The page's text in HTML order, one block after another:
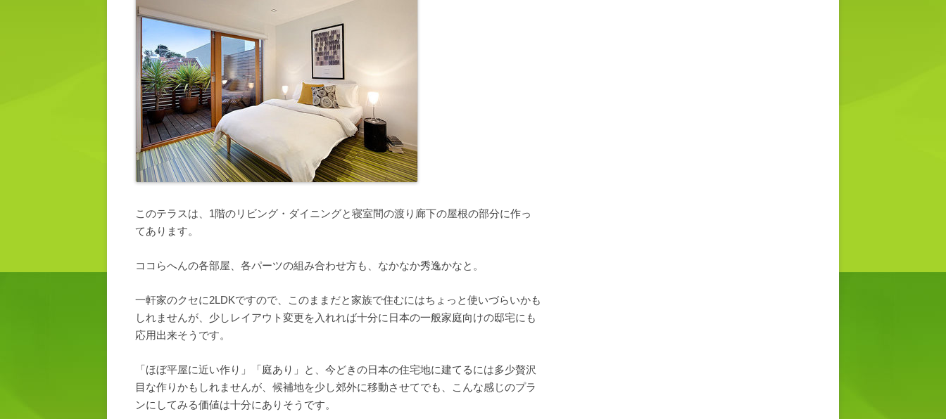
このテラスは、1階のリビング・ダイニングと寝室間の渡り廊下の屋根の部分に作っ
てあります。
ココらへんの各部屋、各パーツの組み合わせ方も、なかなか秀逸かなと。
一軒家のクセに2LDKですので、このままだと家族で住むにはちょっと使いづらいかも
しれませんが、少しレイアウト変更を入れれば十分に日本の一般家庭向けの邸宅にも
応用出来そうです。
「ほぼ平屋に近い作り」「庭あり」と、今どきの日本の住宅地に建てるには多少贅沢
目な作りかもしれませんが、候補地を少し郊外に移動させてでも、こんな感じのプラ
ンにしてみる価値は十分にありそうです。